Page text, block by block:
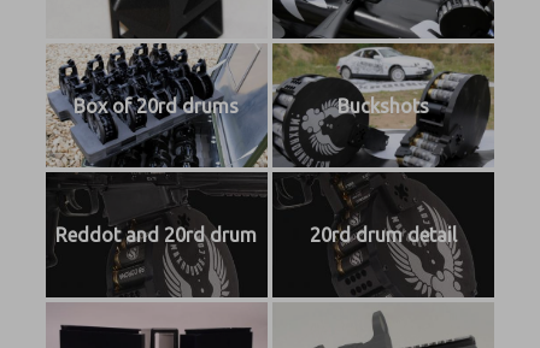
Box of 20rd drums Buckshots
Reddot and 20rd drum 20rd drum detail